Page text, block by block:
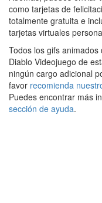
como tarjetas de
totalmente gratuita e
tarjetas virtuales
Todos los gifs
Diablo Videojuego de
ningún cargo adicional
favor recomienda
Puedes encontrar más
sección de ayuda.